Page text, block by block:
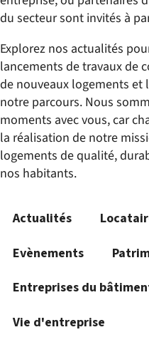
du secteur sont invités à
Explorez nos actualités
lancements de travaux de
de nouveaux logements et
notre parcours. Nous
moments avec vous, car
la réalisation de notre
logements de qualité,
nos habitants.
Actualités
Evènements
Entreprises du
Vie d'entreprise